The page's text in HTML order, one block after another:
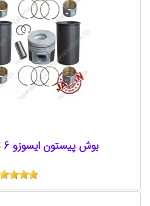
بوش پیستون ایسوزو 6 تن ایسوزو موتورز